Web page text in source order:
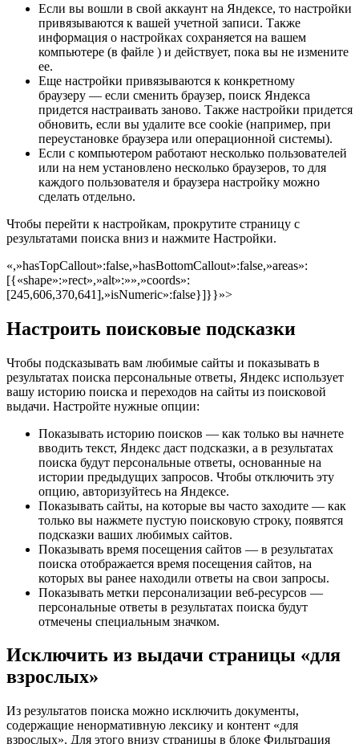
Если вы вошли в свой аккаунт на Яндексе, то настройки
привязываются к вашей учетной записи. Также
информация о настройках сохраняется на вашем
компьютере (в файле ) и действует, пока вы не измените
ее.
Еще настройки привязываются к конкретному
браузеру — если сменить браузер, поиск Яндекса
придется настраивать заново. Также настройки придется
обновить, если вы удалите все cookie (например, при
переустановке браузера или операционной системы).
Если с компьютером работают несколько пользователей
или на нем установлено несколько браузеров, то для
каждого пользователя и браузера настройку можно
сделать отдельно.
Чтобы перейти к настройкам, прокрутите страницу с
результатами поиска вниз и нажмите Настройки.
«,»hasTopCallout»:false,»hasBottomCallout»:false,»areas»:
[{«shape»:»rect»,»alt»:»»,»coords»:
[245,606,370,641],»isNumeric»:false}]}}»>
Настроить поисковые подсказки
Чтобы подсказывать вам любимые сайты и показывать в
результатах поиска персональные ответы, Яндекс использует
вашу историю поиска и переходов на сайты из поисковой
выдачи. Настройте нужные опции:
Показывать историю поисков — как только вы начнете
вводить текст, Яндекс даст подсказки, а в результатах
поиска будут персональные ответы, основанные на
истории предыдущих запросов. Чтобы отключить эту
опцию, авторизуйтесь на Яндексе.
Показывать сайты, на которые вы часто заходите — как
только вы нажмете пустую поисковую строку, появятся
подсказки ваших любимых сайтов.
Показывать время посещения сайтов — в результатах
поиска отображается время посещения сайтов, на
которых вы ранее находили ответы на свои запросы.
Показывать метки персонализации веб-ресурсов —
персональные ответы в результатах поиска будут
отмечены специальным значком.
Исключить из выдачи страницы «для
взрослых»
Из результатов поиска можно исключить документы,
содержащие ненормативную лексику и контент «для
взрослых». Для этого внизу страницы в блоке Фильтрация